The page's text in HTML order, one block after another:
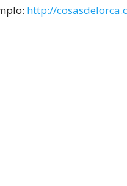
http://